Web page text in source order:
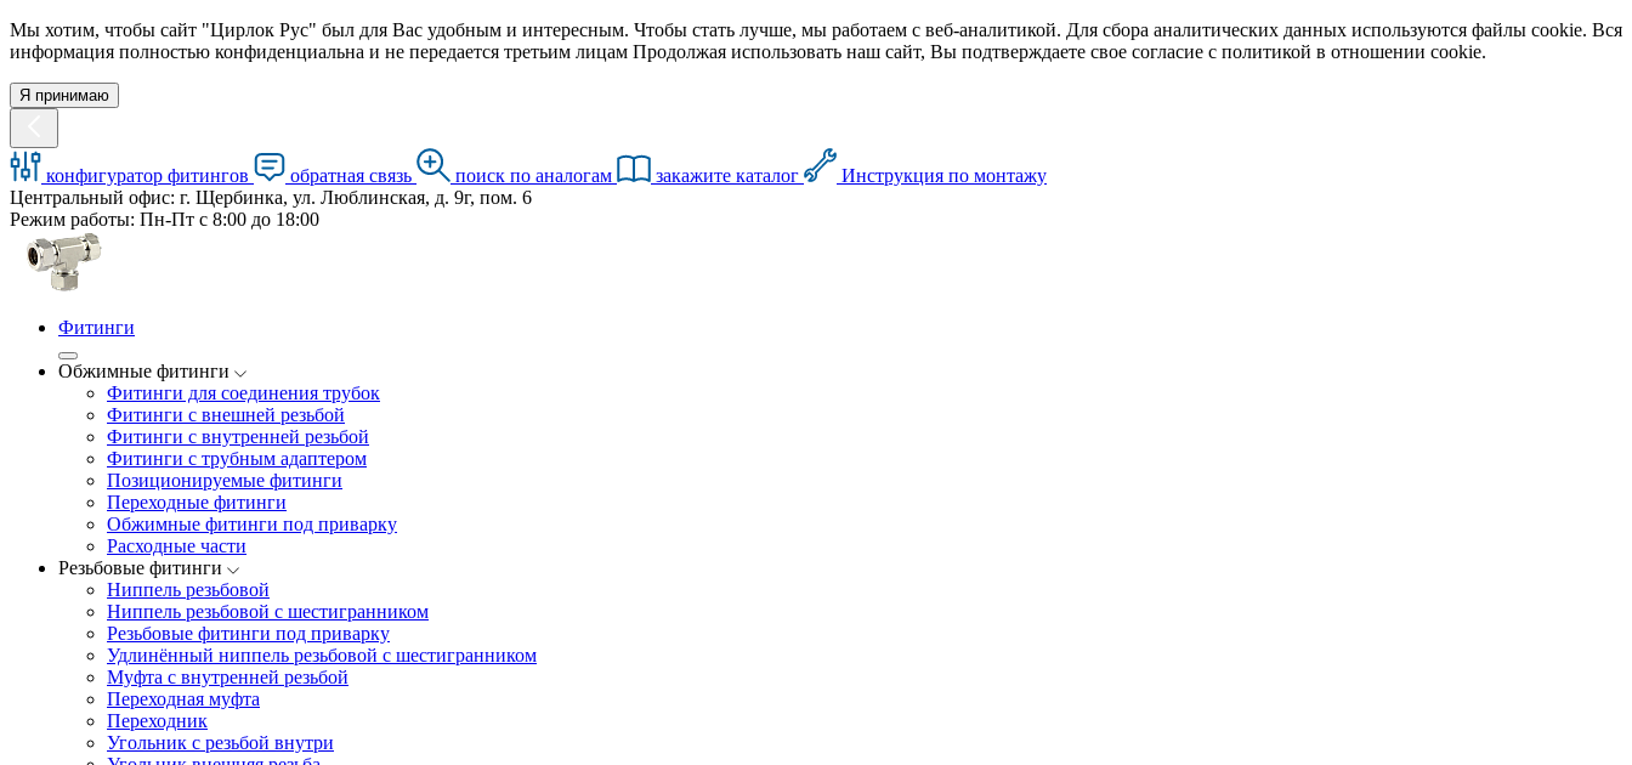
Мы хотим, чтобы сайт "Цирлок Рус" был для Вас удобным и интересным. Чтобы стать лучше, мы работаем с веб-аналитикой. Для сбора аналитических данных используются файлы cookie. Вся
информация полностью конфиденциальна и не передается третьим лицам Продолжая использовать наш сайт, Вы подтверждаете свое согласие с политикой в отношении cookie.
Я принимаю
конфигуратор фитингов обратная связь поиск по аналогам закажите каталог
Инструкция по монтажу
Центральный офис: г. Щербинка, ул. Люблинская, д. 9г, пом. 6
Режим работы: Пн-Пт с 8:00 до 18:00
Фитинги
Обжимные фитинги
Фитинги для соединения трубок
Фитинги с внешней резьбой
Фитинги с внутренней резьбой
Фитинги с трубным адаптером
Позиционируемые фитинги
Переходные фитинги
Обжимные фитинги под приварку
Расходные части
Резьбовые фитинги
Ниппель резьбовой
Ниппель резьбовой с шестигранником
Резьбовые фитинги под приварку
Удлинённый ниппель резьбовой с шестигранником
Муфта с внутренней резьбой
Переходная муфта
Переходник
Угольник с резьбой внутри